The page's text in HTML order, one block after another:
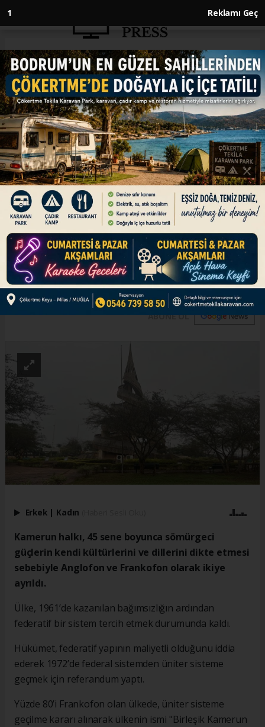
1 Reklamı Geç
Anasayfa DÜNYA
Dünyada bağımsızlık gününü
kutlamayan tek ülke
"Kamerun"
DÜNYA
21.03.2023 - 14:41, Güncelleme: 21.03.2023 - 14:41
Orta Afrika ülkelerinden Kamerun,
bağımsızlığını ilan ettiği 1 Ocak 1960 yerine
Frankofon (Fransızca konuşan) ve Anglofon
(İngilizce konuşan) bölgelerin beraber üniter
yapıya geçtiği 20 Mayıs 1972’yi ulusal bayram
olarak kutluyor.
ABONE OL
Erkek | Kadın
Kamerun halkı, 45 sene boyunca sömürgeci
güçlerin kendi kültürlerini ve dillerini dikte etmesi
sebebiyle Anglofon ve Frankofon olarak ikiye
ayrıldı.
Ülke, 1961’de kazanılan bağımsızlığın ardından
federatif bir sistem tercih etmek durumunda kaldı.
Hükümet, federatif yapının maliyetli olduğunu iddia
ederek 1972’de federal sistemden üniter sisteme
geçmek için referandum yaptı.
Yüzde 80’i Frankofon olan ülkede, üniter sisteme
geçilme kararı alınarak ülkenin ismi "Birleşik Kamerun